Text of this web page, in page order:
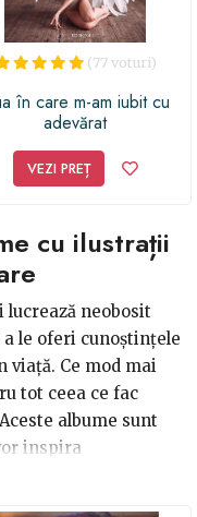
(77 voturi)
în care m-am iubit cu
adevărat
VEZI PREȚ
cu ilustrații
neobosit
le oferi cunoștințele
viață. Ce mod mai
tot ceea ce fac
albume sunt
inspira
De